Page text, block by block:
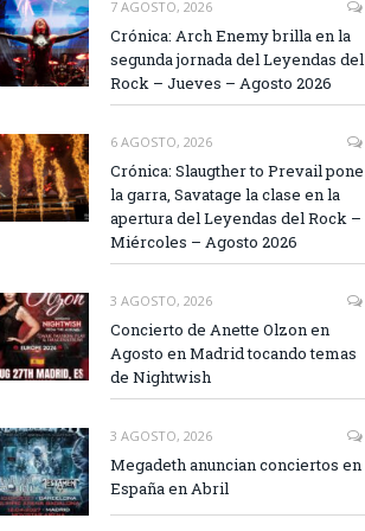
7 AGOSTO, 2026
Crónica: Arch Enemy brilla en la
segunda jornada del Leyendas del
Rock – Jueves – Agosto 2026
6 AGOSTO, 2026
Crónica: Slaugther to Prevail pone
la garra, Savatage la clase en la
apertura del Leyendas del Rock –
Miércoles – Agosto 2026
3 AGOSTO, 2026
Concierto de Anette Olzon en
Agosto en Madrid tocando temas
de Nightwish
3 AGOSTO, 2026
Megadeth anuncian conciertos en
España en Abril